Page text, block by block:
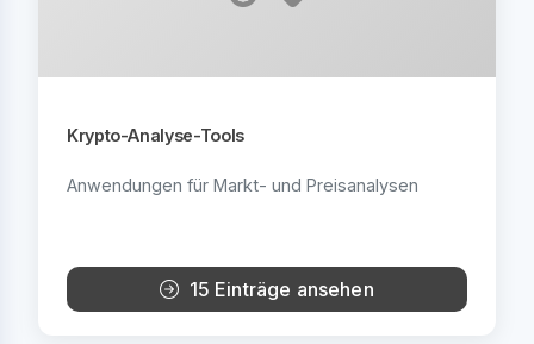
Krypto-Analyse-Tools
Anwendungen für Markt- und Preisanalysen
15 Einträge ansehen